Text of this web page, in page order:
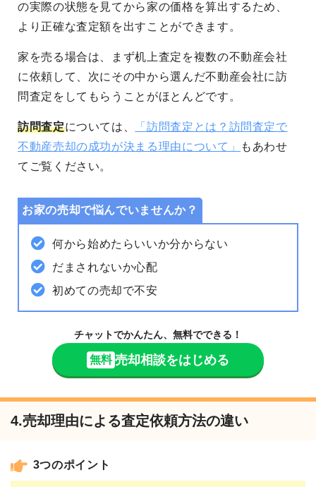
の実際の状態を見てから家の価格を算出するため、
より正確な査定額を出すことができます。
家を売る場合は、まず机上査定を複数の不動産会社
に依頼して、次にその中から選んだ不動産会社に訪
問査定をしてもらうことがほとんどです。
訪問査定については、
「訪問査定とは？訪問査定で
不動産売却の成功が決まる理由について」
もあわせ
てご覧ください。
お家の売却で悩んでいませんか？
何から始めたらいいか分からない
だまされないか心配
初めての売却で不安
チャットでかんたん、無料でできる！
無料 売却相談をはじめる
4.売却理由による査定依頼方法の違い
3つのポイント